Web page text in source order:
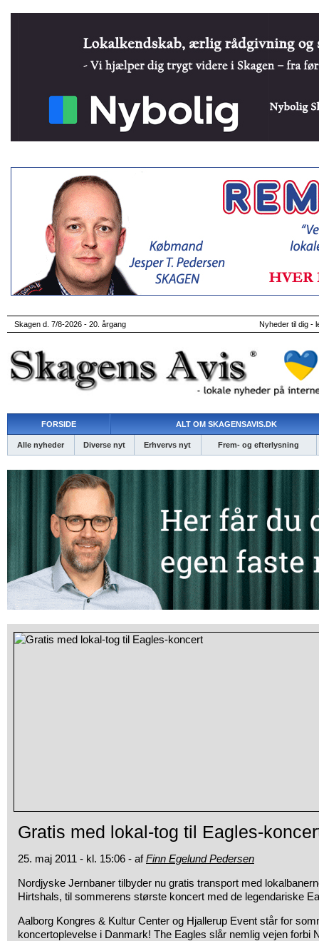
Skagen d. 7/8-2026 - 20. årgang Nyheder til dig -
FORSIDE ALT OM SKAGENSAVIS.DK
Alle nyheder Diverse nyt Erhvervs nyt Frem- og efterlysning
Gratis med lokal-tog til Eagles-
25. maj 2011 - kl. 15:06 - afFinn Egelund Pedersen
Nordjyske Jernbaner tilbyder nu gratis transport med
Hirtshals, til sommerens største koncert med de legendariske
Aalborg Kongres & Kultur Center og Hjallerup Event står for
koncertoplevelse i Danmark! The Eagles slår nemlig vejen forbi